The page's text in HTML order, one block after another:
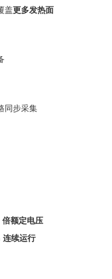
盖更多发热面
同步采集
额定电压
连续运行